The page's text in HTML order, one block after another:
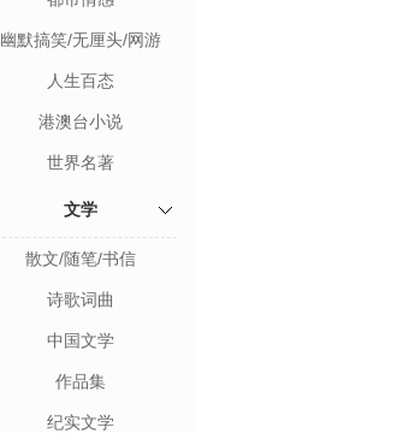
幽默搞笑/无厘头/网游
人生百态
港澳台小说
世界名著
文学
散文/随笔/书信
诗歌词曲
中国文学
作品集
纪实文学